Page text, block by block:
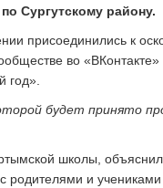
Сургутскому району.
присоединились к
во
год».
будет принято
школы,
родителями и